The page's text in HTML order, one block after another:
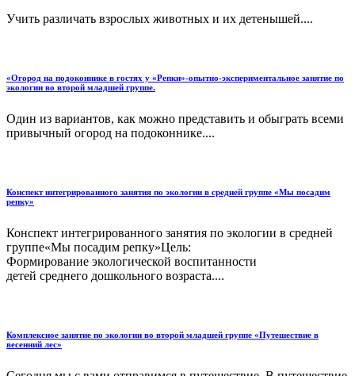
Учить различать взрослых животных и их детенышей....
«Огород на подоконнике в гостях у «Репки»-опытно-экспериментальное занятие по
экологии во второй младшей группе.
Один из вариантов, как можно представить и обыграть всеми
привычный огород на подоконнике....
Конспект интегрированного занятия по экологии в средней группе «Мы посадим
репку»
Конспект интегрированного занятия по экологии в средней
группе«Мы посадим репку»Цель:
Формирование экологической воспитанности
детей среднего дошкольного возраста....
Комплексное занятие по экологии во второй младшей группе «Путешествие в
весенний лес»